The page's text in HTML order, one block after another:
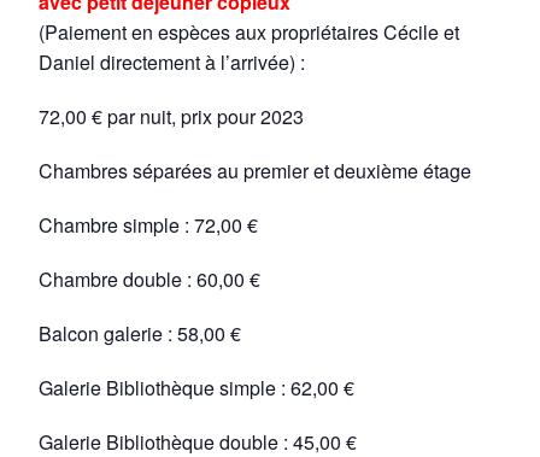
(Paiement en espèces aux propriétaires Cécile et
Daniel directement à l’arrivée) :
72,00 € par nuit, prix pour 2023
Chambres séparées au premier et deuxième étage
Chambre simple : 72,00 €
Chambre double : 60,00 €
Balcon galerie : 58,00 €
Galerie Bibliothèque simple : 62,00 €
Galerie Bibliothèque double : 45,00 €